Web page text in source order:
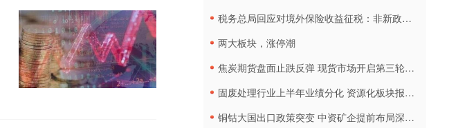
税务总局回应对境外保险收益征税：非新政策，无需过度解读
两大板块，涨停潮
焦炭期货盘面止跌反弹 现货市场开启第三轮降价
固废处理行业上半年业绩分化 资源化板块报喜传统企业承压
铜钴大国出口政策突变 中资矿企提前布局深加工产线